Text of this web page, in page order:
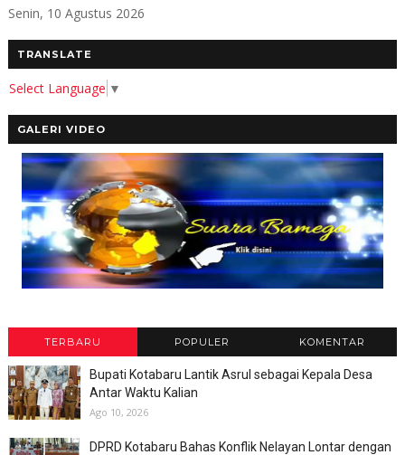
Senin, 10 Agustus 2026
TRANSLATE
Select Language ▼
GALERI VIDEO
TERBARU POPULER KOMENTAR
Bupati Kotabaru Lantik Asrul sebagai Kepala Desa
Antar Waktu Kalian
Ago 10, 2026
DPRD Kotabaru Bahas Konflik Nelayan Lontar dengan